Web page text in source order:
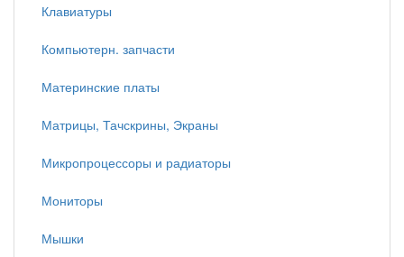
Клавиатуры
Компьютерн. запчасти
Материнские платы
Матрицы, Тачскрины, Экраны
Микропроцессоры и радиаторы
Мониторы
Мышки